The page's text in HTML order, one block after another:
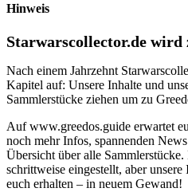
Hinweis
Starwarscollector.de wird
Nach einem Jahrzehnt
Kapitel auf: Unsere Inhalte und
Sammlerstücke ziehen um zu
Auf www.greedos.guide erwartet
noch mehr Infos, spannenden
Übersicht über alle
schrittweise eingestellt, aber
euch erhalten – in neuem Gewand!